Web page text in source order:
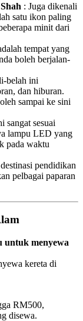
: Juga dikenali
satu ikon paling
minit dari
tempat yang
boleh berjalan-
belah ini
dan hiburan.
sampai ke sini
sangat sesuai
lampu LED yang
pada waktu
pendidikan
pelbagai paparan
untuk menyewa
kereta di
RM500,
disewa.